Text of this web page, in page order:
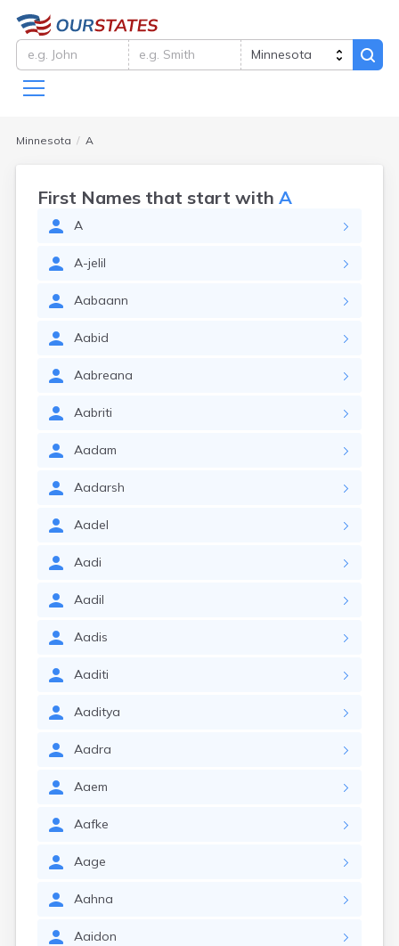
Minnesota A
First Names that start with A
A
A-jelil
Aabaann
Aabid
Aabreana
Aabriti
Aadam
Aadarsh
Aadel
Aadi
Aadil
Aadis
Aaditi
Aaditya
Aadra
Aaem
Aafke
Aage
Aahna
Aaidon